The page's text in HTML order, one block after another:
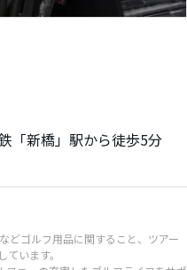
「新橋」駅から徒歩5分
どゴルフ用品に関すること、ツアー
います。